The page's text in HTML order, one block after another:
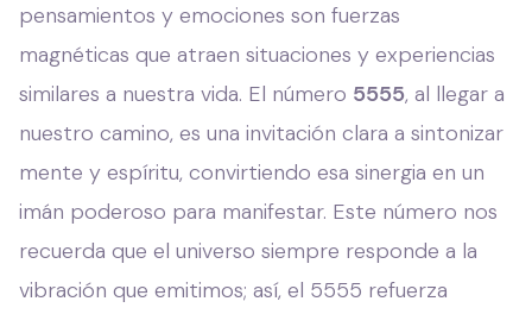
pensamientos y emociones son fuerzas
magnéticas que atraen situaciones y experiencias
similares a nuestra vida. El número 5555, al llegar a
nuestro camino, es una invitación clara a sintonizar
mente y espíritu, convirtiendo esa sinergia en un
imán poderoso para manifestar. Este número nos
recuerda que el universo siempre responde a la
vibración que emitimos; así, el 5555 refuerza